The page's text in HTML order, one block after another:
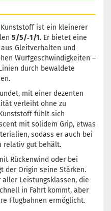
ist ein kleinerer
5/5/‑1/1. Er bietet eine
Gleitverhalten und
Wurfgeschwindigkeiten –
durch bewaldete
mit einer dezenten
verleiht ohne zu
fühlt sich
mit solidem Grip, etwas
sodass er auch bei
relativ gut behält.
Rückenwind oder bei
der Origin seine Stärken.
Leistungsklassen, die
in Fahrt kommt, aber
Flugbahnen ermöglicht.